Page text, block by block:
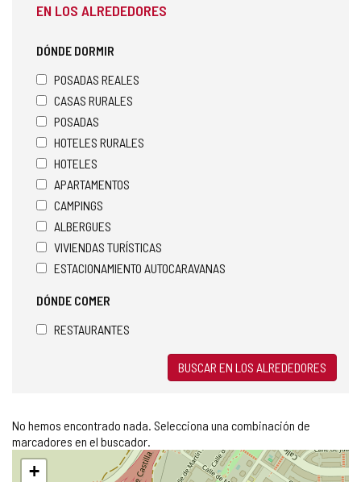
EN LOS ALREDEDORES
DÓNDE DORMIR
POSADAS REALES
CASAS RURALES
POSADAS
HOTELES RURALES
HOTELES
APARTAMENTOS
CAMPINGS
ALBERGUES
VIVIENDAS TURÍSTICAS
ESTACIONAMIENTO AUTOCARAVANAS
DÓNDE COMER
RESTAURANTES
BUSCAR EN LOS ALREDEDORES
No hemos encontrado nada. Selecciona una combinación de
marcadores en el buscador.
Saltar
mapa
+